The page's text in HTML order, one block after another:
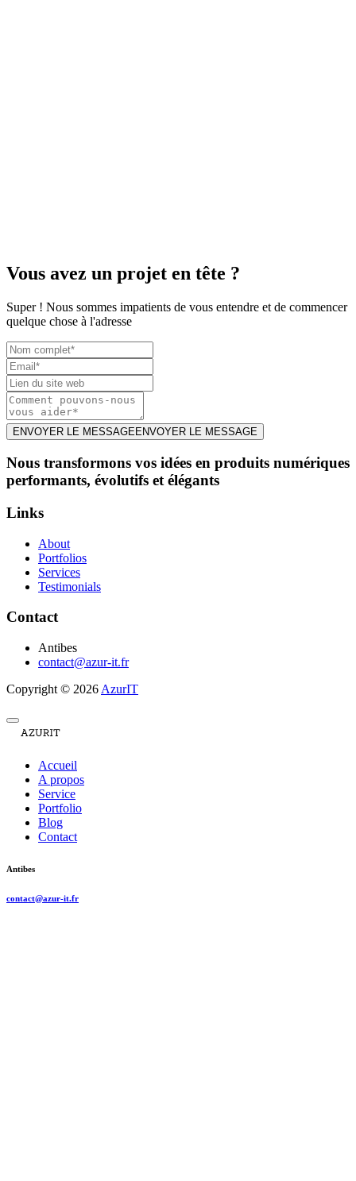
Vous avez un projet en tête ?
Super ! Nous sommes impatients de vous entendre et de commencer
quelque chose à l'adresse
ENVOYER LE MESSAGEENVOYER LE MESSAGE
Nous transformons vos idées en produits numériques
performants, évolutifs et élégants
Links
About
Portfolios
Services
Testimonials
Contact
Antibes
contact@azur-it.fr
Copyright © 2026 AzurIT
Accueil
A propos
Service
Portfolio
Blog
Contact
Antibes
contact@azur-it.fr